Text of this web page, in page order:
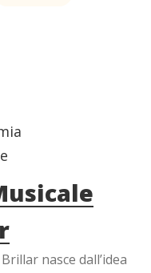
nasce dall’idea